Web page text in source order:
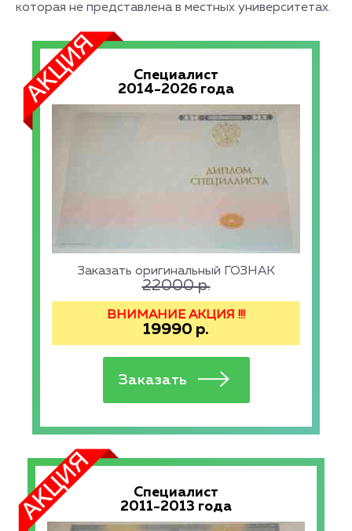
которая не представлена в местных университетах.
Специалист
2014-2026 года
Заказать оригинальный ГОЗНАК
22000р.
ВНИМАНИЕ АКЦИЯ !!!
19990 р.
Специалист
2011-2013 года